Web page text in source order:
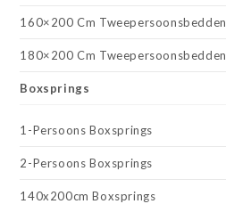
160×200 Cm Tweepersoonsbedden
180×200 Cm Tweepersoonsbedden
Boxsprings
1-Persoons Boxsprings
2-Persoons Boxsprings
140x200cm Boxsprings